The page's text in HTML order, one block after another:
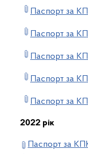
Паспорт за
Паспорт за
Паспорт за
Паспорт за
Паспорт за
2022 рік
Паспорт за